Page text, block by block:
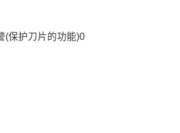
(保护刀片的功能)0